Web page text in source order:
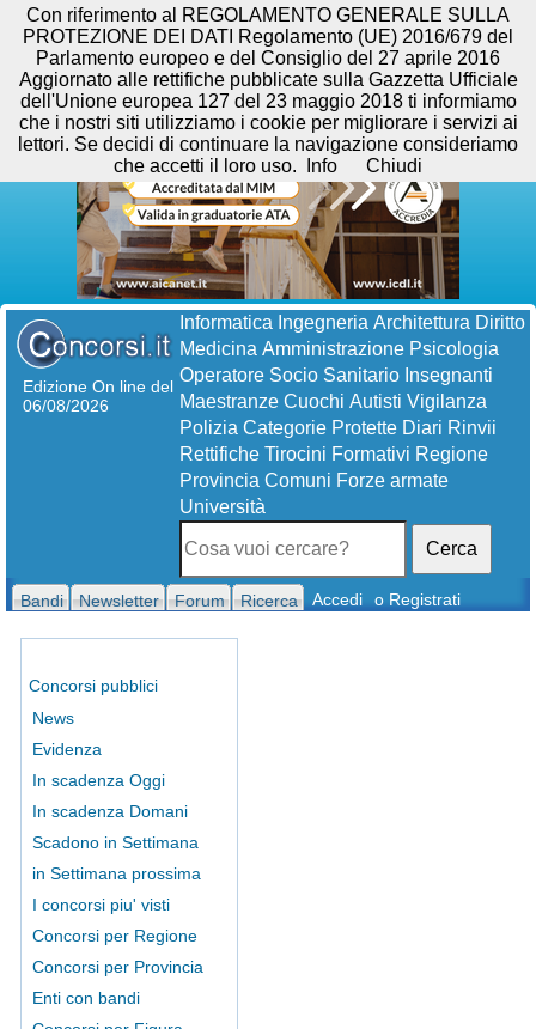
Edizione On line del
06/08/2026
Informatica Ingegneria Architettura Diritto
Medicina Amministrazione Psicologia
Operatore Socio Sanitario Insegnanti
Maestranze Cuochi Autisti Vigilanza
Polizia Categorie Protette Diari Rinvii
Rettifiche Tirocini Formativi Regione
Provincia Comuni Forze armate
Università
Cerca
Bandi Newsletter Forum Ricerca Accedi o Registrati
Concorsi pubblici
News
Evidenza
In scadenza Oggi
In scadenza Domani
Scadono in Settimana
in Settimana prossima
I concorsi piu' visti
Concorsi per Regione
Concorsi per Provincia
Enti con bandi
Con riferimento al REGOLAMENTO GENERALE SULLA
PROTEZIONE DEI DATI Regolamento (UE) 2016/679 del
Parlamento europeo e del Consiglio del 27 aprile 2016
Aggiornato alle rettifiche pubblicate sulla Gazzetta Ufficiale
dell'Unione europea 127 del 23 maggio 2018 ti informiamo
che i nostri siti utilizziamo i cookie per migliorare i servizi ai
lettori. Se decidi di continuare la navigazione consideriamo
che accetti il loro uso.
Info Chiudi